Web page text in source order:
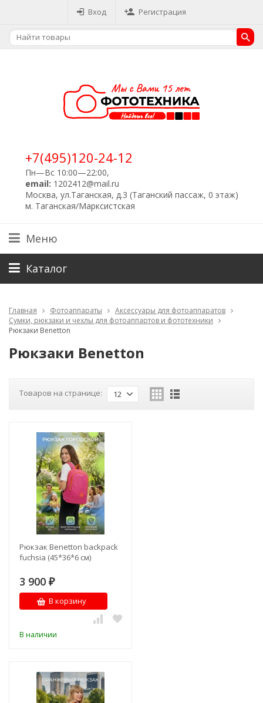
Вход Регистрация
+7(495)120-24-12
Пн—Вс 10:00—22:00,
email: 1202412@mail.ru
Москва, ул.Таганская, д.3 (Таганский пассаж, 0 этаж)
м. Таганская/Марксистская
Меню
Каталог
Главная Фотоаппараты
Аксессуары для фотоаппаратов
Сумки, рюкзаки и чехлы для фотоаппартов и фототехники
Рюкзаки Benetton
Рюкзаки Benetton
Товаров на странице: 12
Рюкзак Benetton backpack
fuchsia (45*36*6 см)
3 900 ₽
В корзину
В наличии